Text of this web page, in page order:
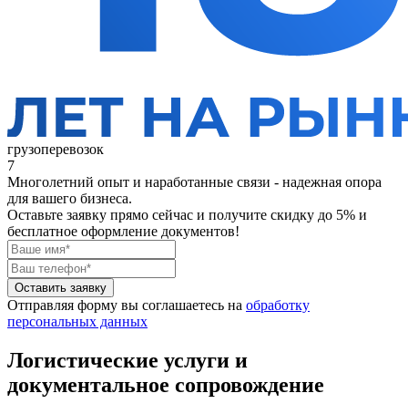
грузоперевозок
7
Многолетний опыт и наработанные связи - надежная опора
для вашего бизнеса.
Оставьте заявку прямо сейчас и получите скидку до 5% и
бесплатное оформление документов!
Оставить заявку
Отправляя форму вы соглашаетесь на обработку
персональных данных
Логистические услуги и
документальное сопровождение